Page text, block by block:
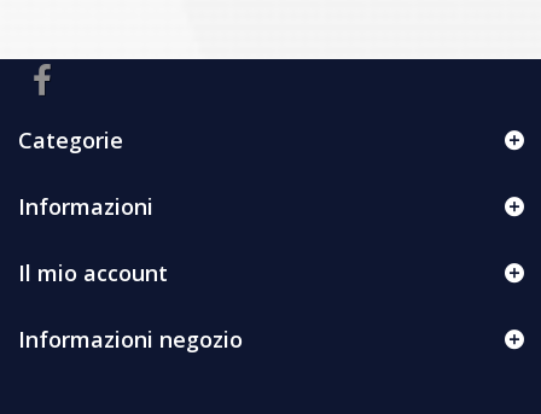
Categorie
Informazioni
Il mio account
Informazioni negozio